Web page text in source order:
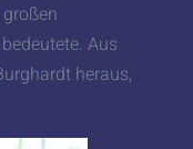
Aus
heraus,